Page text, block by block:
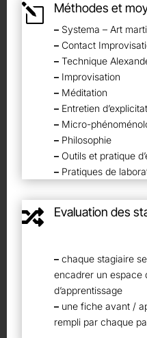
l Méthodes et
– Systema – Art
– Contact
– Technique
– Improvisation
– Méditation
– Entretien
– Micro-
– Philosophie
– Outils et pratique
– Pratiques de
 Evaluation des
– chaque stagiaire
encadrer un espace
d’apprentissage
– une fiche avant /
rempli par chaque